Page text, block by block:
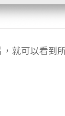
就可以看到